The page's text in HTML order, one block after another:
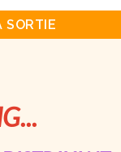
SORTIE